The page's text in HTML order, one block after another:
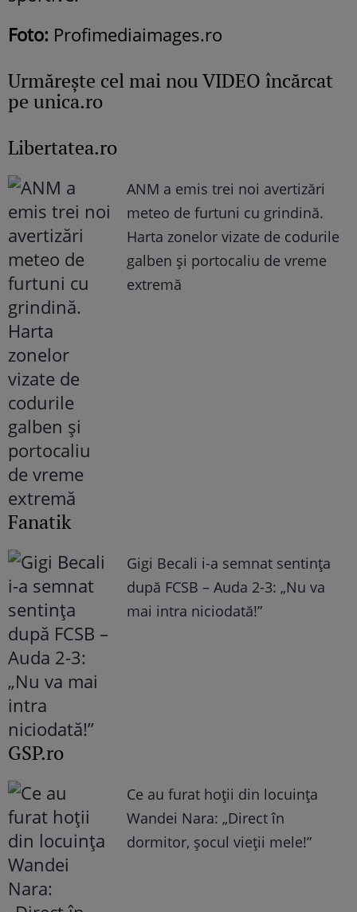
Foto: Profimediaimages.ro
Urmăreşte cel mai nou VIDEO încărcat
pe unica.ro
Libertatea.ro
ANM a emis trei noi avertizări
meteo de furtuni cu grindină.
Harta zonelor vizate de codurile
galben și portocaliu de vreme
extremă
Fanatik
Gigi Becali i-a semnat sentința
după FCSB – Auda 2-3: „Nu va
mai intra niciodată!”
GSP.ro
Ce au furat hoții din locuința
Wandei Nara: „Direct în
dormitor, șocul vieții mele!”